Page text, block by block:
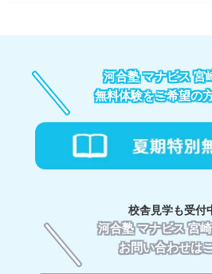
校舎見学も受付
河合塾 マナビス 宮
お問い合わせは
河合塾 マナビス 宮
無料体験をご希望の